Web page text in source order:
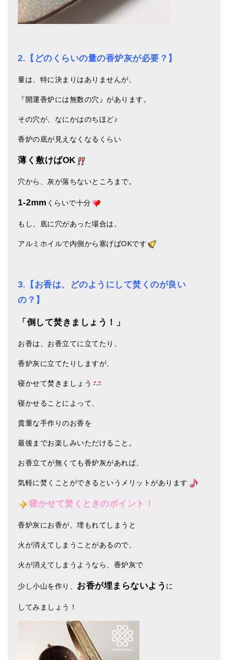
2.【どのくらいの量の香炉灰が必要？】
量は、特に決まりはありませんが、
『開運香炉には無数の穴』があります。
その穴が、なにかはのちほど♪
香炉の底が見えなくなるくらい
薄く敷けばOK
穴から、灰が落ちないところまで。
1-2mm くらいで十分
もし、底に穴があった場合は、
アルミホイルで内側から塞げばOKです
3.【お香は、どのようにして焚くのが良い
の？】
「倒して焚きましょう！」
お香は、お香立てに立てたり、
香炉灰に立てたりしますが、
寝かせて焚きましょう
寝かせることによって、
貴重な手作りのお香を
最後までお楽しみいただけること。
お香立てが無くても香炉灰があれば、
気軽に焚くことができるというメリットがあります
寝かせて焚くときのポイント！
香炉灰にお香が、埋もれてしまうと
火が消えてしまうことがあるので、
火が消えてしまうようなら、香炉灰で
少し小山を作り、 お香が埋まらないよう に
してみましょう！